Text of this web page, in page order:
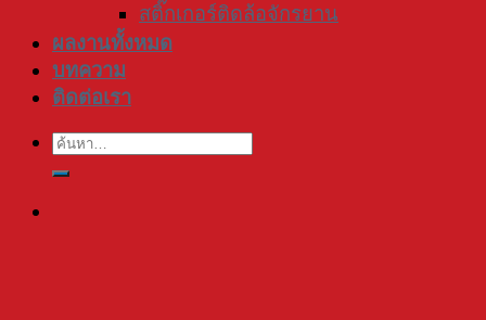
สติ๊กเกอร์ติดล้อจักรยาน
ผลงานทั้งหมด
บทความ
ติดต่อเรา
ค้นหา: